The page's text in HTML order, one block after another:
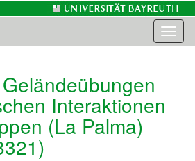
Interaktionen
(La Palma)